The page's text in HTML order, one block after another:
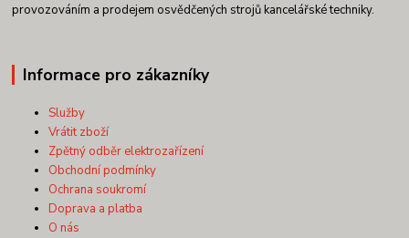
provozováním a prodejem osvědčených strojů kancelářské techniky.
Informace pro zákazníky
Služby
Vrátit zboží
Zpětný odběr elektrozařízení
Obchodní podmínky
Ochrana soukromí
Doprava a platba
O nás